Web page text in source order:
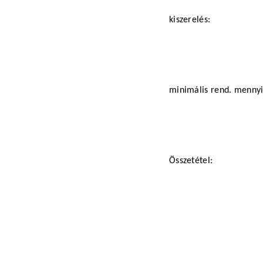
kiszerelés:
minimális rend.
Összetétel: